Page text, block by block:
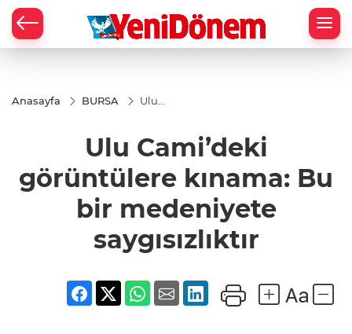
Anasayfa BURSA
Ulu
kınama: Bu
bir
saygısızlıktır
Ulu Cami’deki
görüntülere kınama: Bu
bir medeniyete
saygısızlıktır